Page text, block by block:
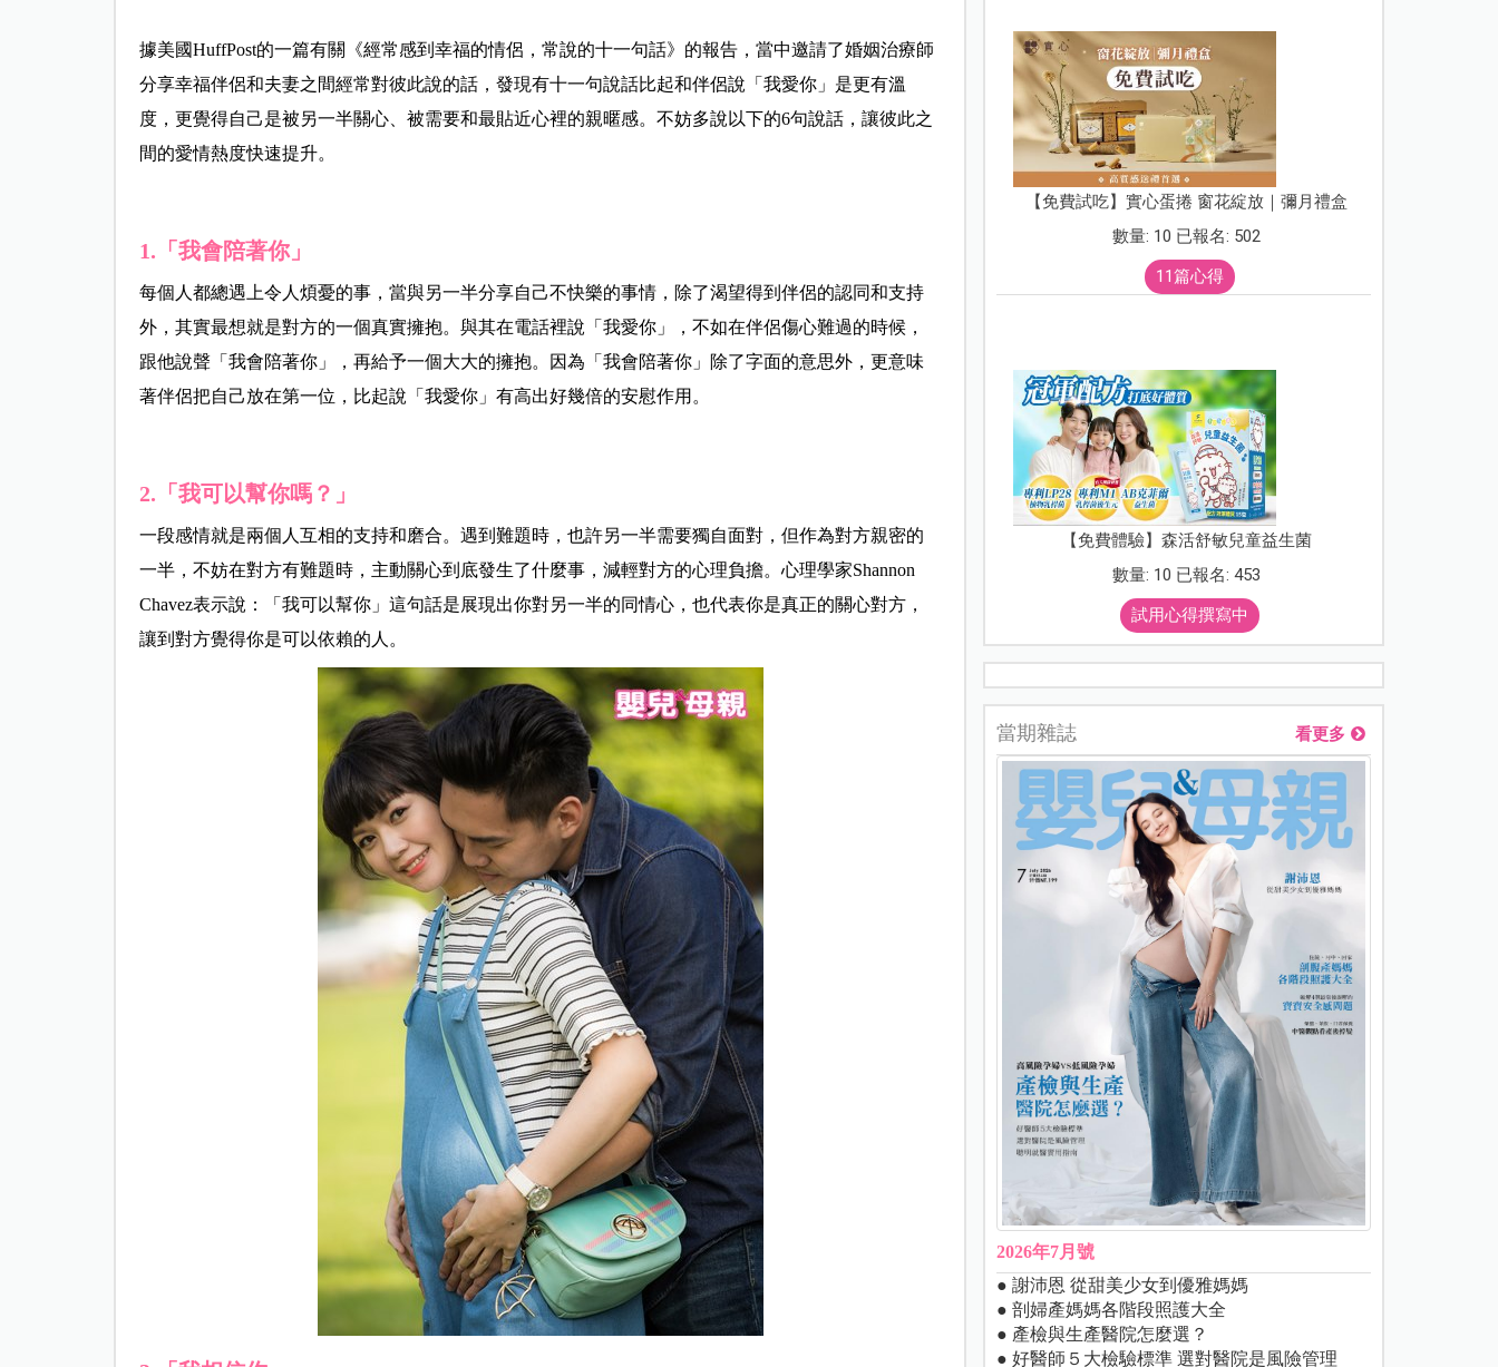
據美國HuffPost的一篇有關《經常感到幸福的情侶，常說的十一句話》的報告，當中邀請了婚姻治療師
分享幸福伴侶和夫妻之間經常對彼此說的話，發現有十一句說話比起和伴侶說「我愛你」是更有溫
度，更覺得自己是被另一半關心、被需要和最貼近心裡的親暱感。不妨多說以下的6句說話，讓彼此之
間的愛情熱度快速提升。
1.「我會陪著你」
每個人都總遇上令人煩憂的事，當與另一半分享自己不快樂的事情，除了渴望得到伴侶的認同和支持
外，其實最想就是對方的一個真實擁抱。與其在電話裡說「我愛你」，不如在伴侶傷心難過的時候，
跟他說聲「我會陪著你」，再給予一個大大的擁抱。因為「我會陪著你」除了字面的意思外，更意味
著伴侶把自己放在第一位，比起說「我愛你」有高出好幾倍的安慰作用。
2.「我可以幫你嗎？」
一段感情就是兩個人互相的支持和磨合。遇到難題時，也許另一半需要獨自面對，但作為對方親密的
一半，不妨在對方有難題時，主動關心到底發生了什麼事，減輕對方的心理負擔。心理學家Shannon
Chavez表示說：「我可以幫你」這句話是展現出你對另一半的同情心，也代表你是真正的關心對方，
讓到對方覺得你是可以依賴的人。
【免費試吃】實心蛋捲 窗花綻放｜彌月禮盒
數量: 10 已報名: 502
11篇心得
【免費體驗】森活舒敏兒童益生菌
數量: 10 已報名: 453
試用心得撰寫中
當期雜誌 看更多
2026年7月號
● 謝沛恩 從甜美少女到優雅媽媽
● 剖婦產媽媽各階段照護大全
● 產檢與生產醫院怎麼選？
● 好醫師５大檢驗標準 選對醫院是風險管理